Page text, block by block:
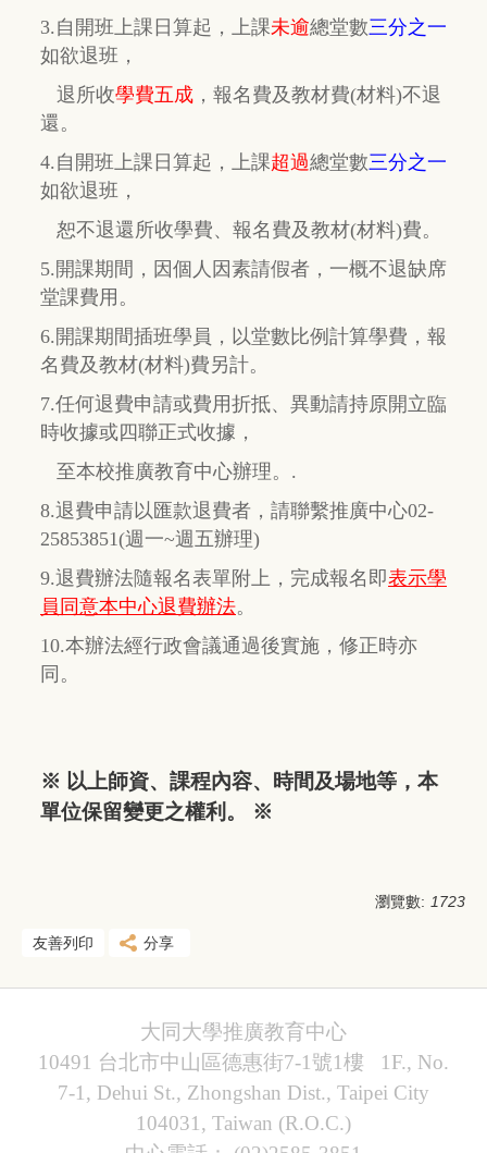
3.自開班上課日算起，上課未逾總堂數三分之一
如欲退班，
退所收學費五成 ， 報名費及教材費(材料)不退
還。
4.自開班上課日算起，上課超過總堂數三分之一
如欲退班，
恕不退還所收學費、報名費及教材(材料)費。
5.開課期間，因個人因素請假者，一概不退缺席
堂課費用。
6.開課期間插班學員，以堂數比例計算學費，報
名費及教材(材料)費另計。
7.任何退費申請或費用折抵、異動請持原開立臨
時收據或四聯正式收據，
至本校推廣教育中心辦理。.
8.退費申請以匯款退費者，請聯繫推廣中心02-
25853851(週一~週五辦理)
9.退費辦法隨報名表單附上，完成報名即表示學
員同意本中心退費辦法。
10.本辦法經行政會議通過後實施，修正時亦
同。
※ 以上師資、課程內容、時間及場地等，本
單位保留變更之權利。 ※
瀏覽數: 1723
友善列印 分享
大同大學推廣教育中心
10491 台北市中山區德惠街7-1號1樓 1F., No.
7-1, Dehui St., Zhongshan Dist., Taipei City
104031, Taiwan (R.O.C.)